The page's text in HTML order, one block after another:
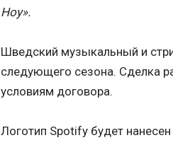
Ноу».
Шведский музыкальный и
следующего сезона. Сделка
условиям договора.
Логотип Spotify будет